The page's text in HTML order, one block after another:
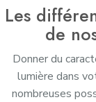
Les
de
Donner du
lumière dans
nombreuses